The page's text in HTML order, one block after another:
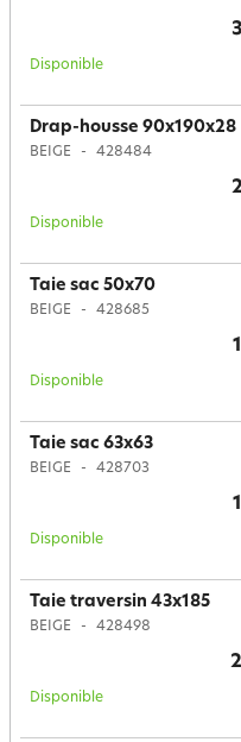
Disponible
Drap-housse 90x190x28
BEIGE 428484
Disponible
Taie sac 50x70
BEIGE 428685
Disponible
Taie sac 63x63
BEIGE 428703
Disponible
Taie traversin 43x185
BEIGE 428498
Disponible